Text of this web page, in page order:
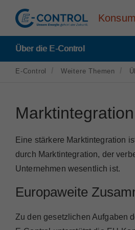
Über die E-Control
E-Control Weitere Themen
Marktintegration
Eine stärkere Marktintegration
durch Marktintegration, der
Unternehmen wesentlich ist.
Europaweite
Zu den gesetzlichen Aufgaben